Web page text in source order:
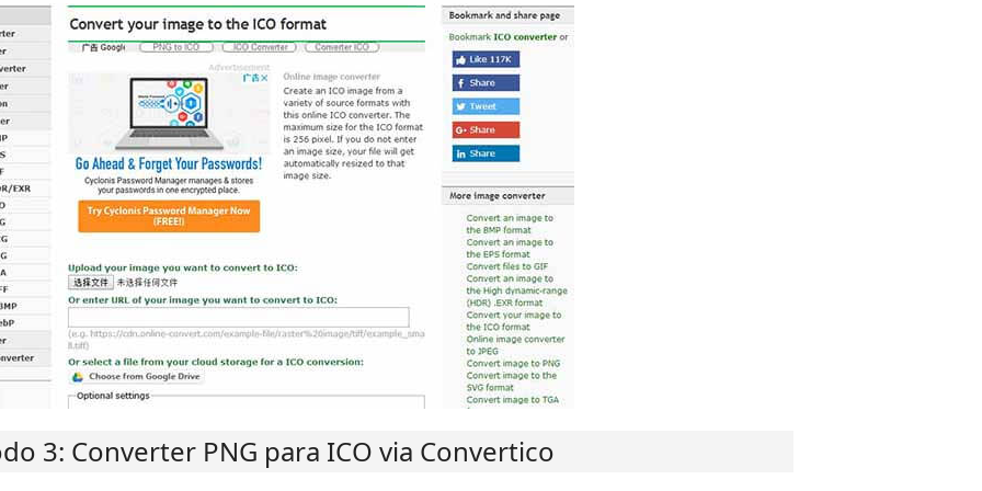
3: Converter PNG para ICO via Convertico